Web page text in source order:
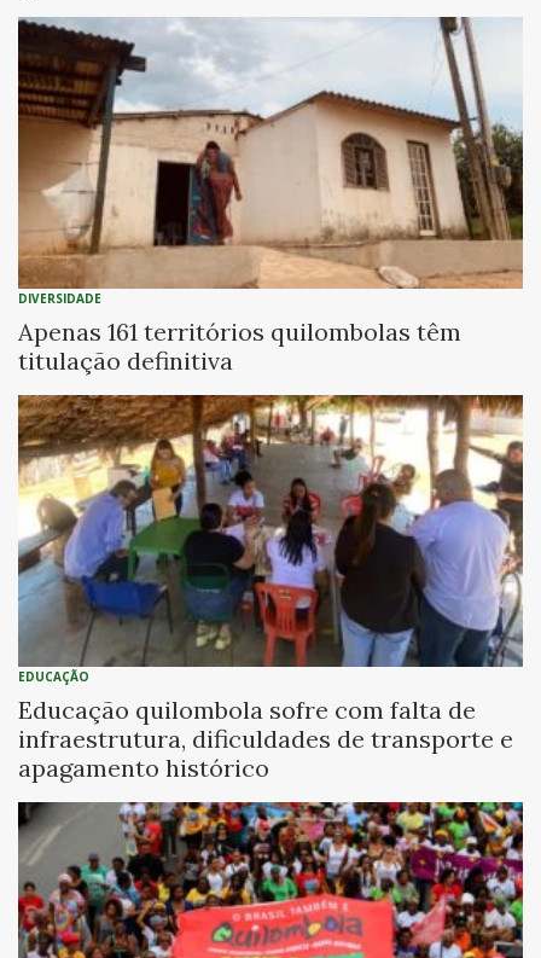
DIVERSIDADE
Apenas 161 territórios quilombolas têm
titulação definitiva
EDUCAÇÃO
Educação quilombola sofre com falta de
infraestrutura, dificuldades de transporte e
apagamento histórico